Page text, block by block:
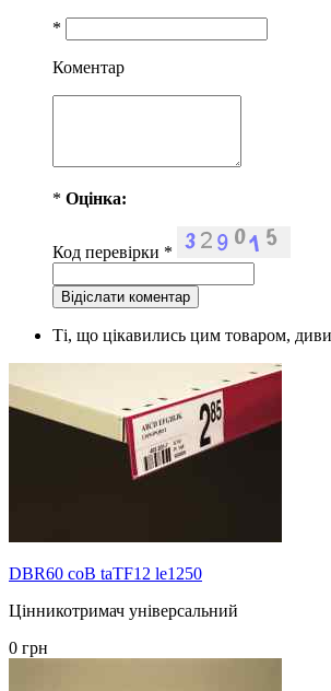
*
Коментар
* Оцiнка:
Код перевірки *
Ті, що цікавились цим товаром,
DBR60 coB taTF12 le1250
Цінникотримач універсальний
0 грн